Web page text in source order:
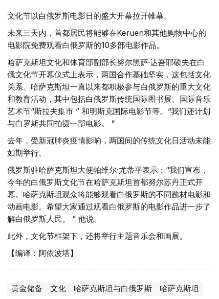
文化节以白俄罗斯电影日的盛大开幕拉开帷幕。
未来三天内，首都居民将能够在Keruen和其他购物中心的
电影院免费观看白俄罗斯的10多部电影作品。
哈萨克斯坦文化和体育部副部长努尔黑萨·达吾耶硕夫在白
俄文化节开幕仪式上表示，两国合作基础坚实，这包括文化
关系。哈萨克斯坦一直以来都积极参与白俄罗斯的重大文化
和教育活动，其中包括白俄罗斯传统国际图书展、国际音乐
艺术节“斯拉夫集市 ” 和明斯克国际电影节等。“我们还计划
与白罗斯共同拍摄一部电影。 ”
去年，受新冠肺炎疫情影响，两国间的传统文化日活动未能
如期举行。
俄罗斯驻哈萨克斯坦大使帕维尔·尤蒂平表示：“我们宣布，
今年的白俄罗斯文化节在哈萨克斯坦首都努尔苏丹正式开
幕。哈萨克斯坦观众将能够观看白俄罗斯的不同题材电影和
动画电影。希望大家通过观看白俄罗斯的电影作品进一步了
解白俄罗斯人民。 ” 他说。
此外，文化节框架下，还将举行主题音乐会和画展。
【编译：阿依波塔】
黄金储备 文化 哈萨克斯坦与白俄罗斯 哈萨克斯坦